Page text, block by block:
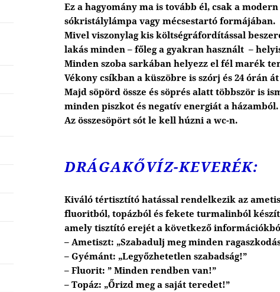
Ez a hagyomány ma is tovább él, csak a
sókristálylámpa vagy mécsestartó formájában.
Mivel viszonylag kis költségráfordítással
lakás minden – főleg a gyakran használt –
Minden szoba sarkában helyezz el fél marék
Vékony csíkban a küszöbre is szórj és 24 órán
Majd söpörd össze és söprés alatt többször is
minden piszkot és negatív energiát a házamból.
Az összesöpört sót le kell húzni a wc-n.
DRÁGAKŐVÍZ-KEVERÉK:
Kiváló tértisztító hatással rendelkezik az
fluoritból, topázból és fekete turmalinból
amely tisztító erejét a következő
– Ametiszt: „Szabadulj meg minden
– Gyémánt: „Legyőzhetetlen szabadság!”
– Fluorit: ” Minden rendben van!”
– Topáz: „Őrizd meg a saját teredet!”